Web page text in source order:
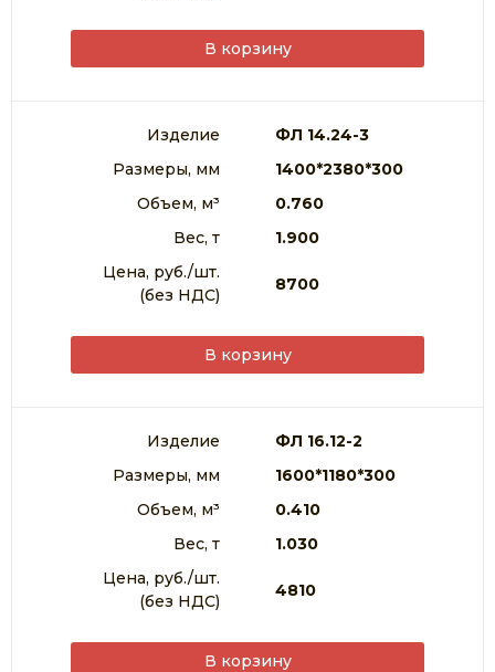
В корзину
Изделие
ФЛ 14.24-3
Размеры, мм
1400*2380*300
Объем, м³
0.760
Вес, т
1.900
Цена, руб./шт.
(без НДС)
8700
В корзину
Изделие
ФЛ 16.12-2
Размеры, мм
1600*1180*300
Объем, м³
0.410
Вес, т
1.030
Цена, руб./шт.
(без НДС)
4810
В корзину